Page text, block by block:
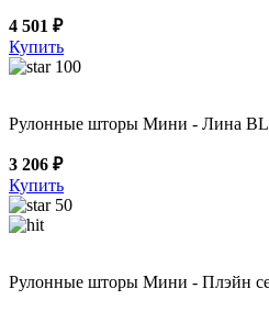
4 501 ₽
Купить
100
Рулонные шторы Мини - Лина
3 206 ₽
Купить
50
Рулонные шторы Мини - Плэйн